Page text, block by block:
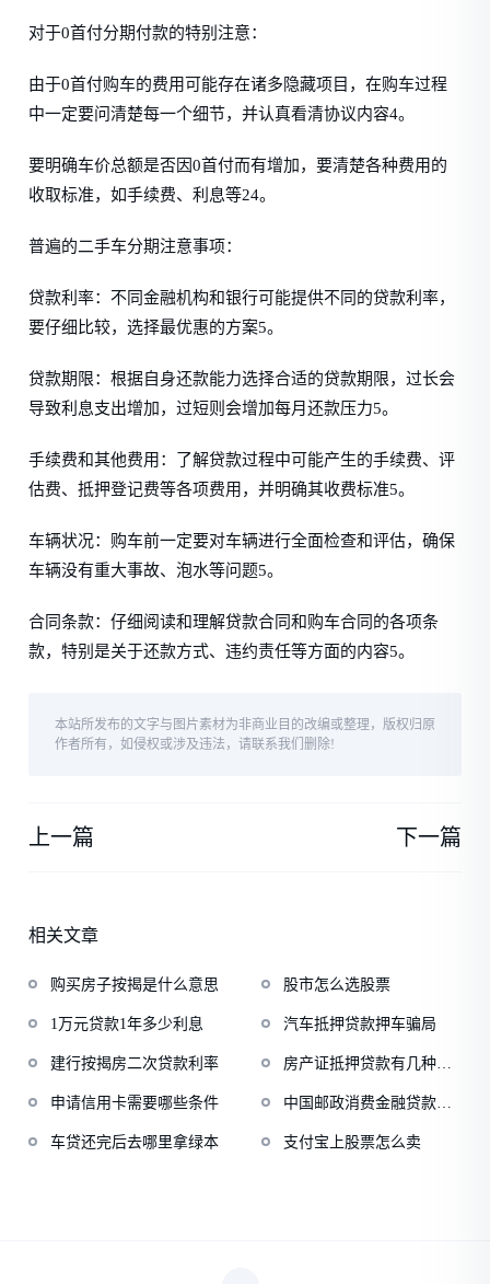
对于0首付分期付款的特别注意：
由于0首付购车的费用可能存在诸多隐藏项目，在购车过程
中一定要问清楚每一个细节，并认真看清协议内容4。
要明确车价总额是否因0首付而有增加，要清楚各种费用的
收取标准，如手续费、利息等24。
普遍的二手车分期注意事项：
贷款利率：不同金融机构和银行可能提供不同的贷款利率，
要仔细比较，选择最优惠的方案5。
贷款期限：根据自身还款能力选择合适的贷款期限，过长会
导致利息支出增加，过短则会增加每月还款压力5。
手续费和其他费用：了解贷款过程中可能产生的手续费、评
估费、抵押登记费等各项费用，并明确其收费标准5。
车辆状况：购车前一定要对车辆进行全面检查和评估，确保
车辆没有重大事故、泡水等问题5。
合同条款：仔细阅读和理解贷款合同和购车合同的各项条
款，特别是关于还款方式、违约责任等方面的内容5。
本站所发布的文字与图片素材为非商业目的改编或整理，版权归原
作者所有，如侵权或涉及违法，请联系我们删除!
上一篇 下一篇
相关文章
购买房子按揭是什么意思 股市怎么选股票
1万元贷款1年多少利息 汽车抵押贷款押车骗局
建行按揭房二次贷款利率
房产证抵押贷款有几种方
申请信用卡需要哪些条件
中国邮政消费金融贷款利
车贷还完后去哪里拿绿本
支付宝上股票怎么卖